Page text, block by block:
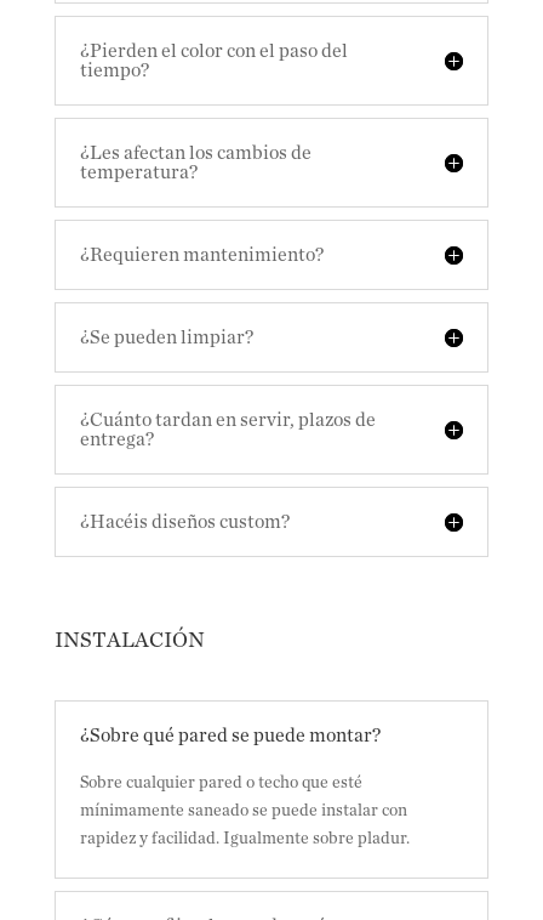
¿Pierden el color con el paso del
tiempo?
¿Les afectan los cambios de
temperatura?
¿Requieren mantenimiento?
¿Se pueden limpiar?
¿Cuánto tardan en servir, plazos de
entrega?
¿Hacéis diseños custom?
INSTALACIÓN
¿Sobre qué pared se puede montar?
Sobre cualquier pared o techo que esté
mínimamente saneado se puede instalar con
rapidez y facilidad. Igualmente sobre pladur.